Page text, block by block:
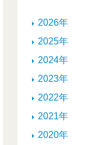
2026年
2025年
2024年
2023年
2022年
2021年
2020年